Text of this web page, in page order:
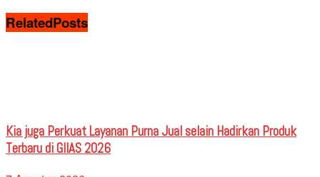
RelatedPosts
Kia juga Perkuat Layanan Purna Jual selain Hadirkan Produk
Terbaru di GIIAS 2026